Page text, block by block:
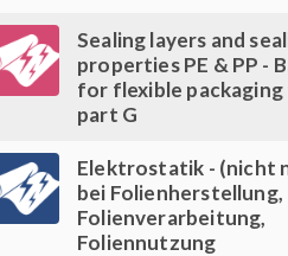
Sealing layers and
properties PE & PP -
for flexible packaging
part G
Elektrostatik - (nicht
bei Folienherstellung,
Folienverarbeitung,
Foliennutzung